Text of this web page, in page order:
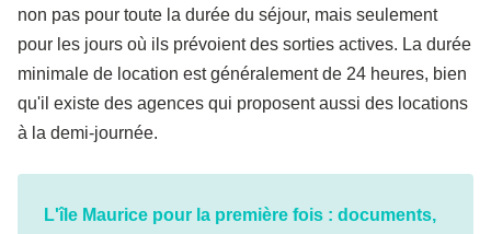
non pas pour toute la durée du séjour, mais seulement
pour les jours où ils prévoient des sorties actives. La durée
minimale de location est généralement de 24 heures, bien
qu'il existe des agences qui proposent aussi des locations
à la demi-journée.
L'île Maurice pour la première fois : documents,